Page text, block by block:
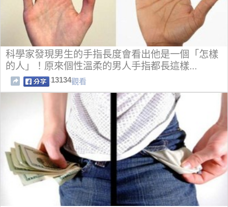
科學家發現男生的手指長度會看出他是一個「怎樣
的人」！原來個性溫柔的男人手指都長這樣...
13134觀看